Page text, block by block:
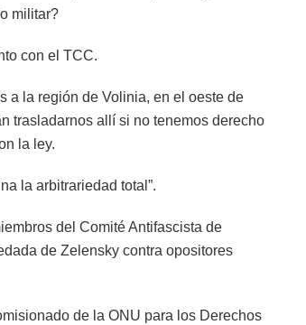
militar?
con el TCC.
a la región de Volinia, en el oeste de
trasladarnos allí si no tenemos derecho
la ley.
la arbitrariedad total”.
del Comité Antifascista de
de Zelensky contra opositores
de la ONU para los Derechos